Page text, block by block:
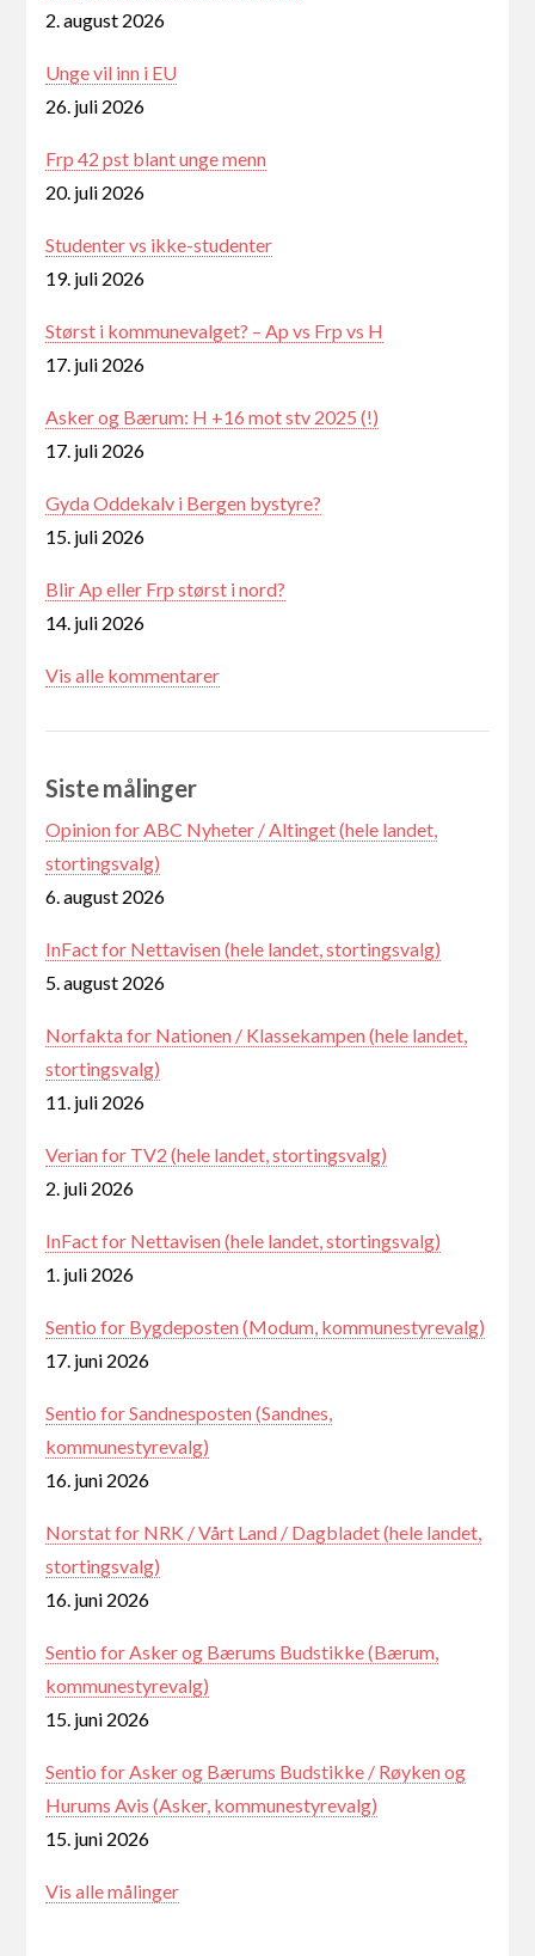
2. august 2026
Unge vil inn i EU
26. juli 2026
Frp 42 pst blant unge menn
20. juli 2026
Studenter vs ikke-studenter
19. juli 2026
Størst i kommunevalget? – Ap vs Frp vs H
17. juli 2026
Asker og Bærum: H +16 mot stv 2025 (!)
17. juli 2026
Gyda Oddekalv i Bergen bystyre?
15. juli 2026
Blir Ap eller Frp størst i nord?
14. juli 2026
Vis alle kommentarer
Siste målinger
Opinion for ABC Nyheter / Altinget (hele landet,
stortingsvalg)
6. august 2026
InFact for Nettavisen (hele landet, stortingsvalg)
5. august 2026
Norfakta for Nationen / Klassekampen (hele landet,
stortingsvalg)
11. juli 2026
Verian for TV2 (hele landet, stortingsvalg)
2. juli 2026
InFact for Nettavisen (hele landet, stortingsvalg)
1. juli 2026
Sentio for Bygdeposten (Modum, kommunestyrevalg)
17. juni 2026
Sentio for Sandnesposten (Sandnes,
kommunestyrevalg)
16. juni 2026
Norstat for NRK / Vårt Land / Dagbladet (hele landet,
stortingsvalg)
16. juni 2026
Sentio for Asker og Bærums Budstikke (Bærum,
kommunestyrevalg)
15. juni 2026
Sentio for Asker og Bærums Budstikke / Røyken og
Hurums Avis (Asker, kommunestyrevalg)
15. juni 2026
Vis alle målinger